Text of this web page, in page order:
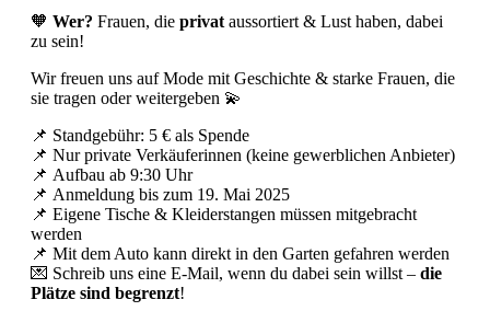
🧡 Wer? Frauen, die privat aussortiert & Lust haben, dabei
zu sein!
Wir freuen uns auf Mode mit Geschichte & starke Frauen, die
sie tragen oder weitergeben 💫
📌 Standgebühr: 5 € als Spende
📌 Nur private Verkäuferinnen (keine gewerblichen Anbieter)
📌 Aufbau ab 9:30 Uhr
📌 Anmeldung bis zum 19. Mai 2025
📌 Eigene Tische & Kleiderstangen müssen mitgebracht
werden
📌 Mit dem Auto kann direkt in den Garten gefahren werden
💌 Schreib uns eine E-Mail, wenn du dabei sein willst – die
Plätze sind begrenzt!